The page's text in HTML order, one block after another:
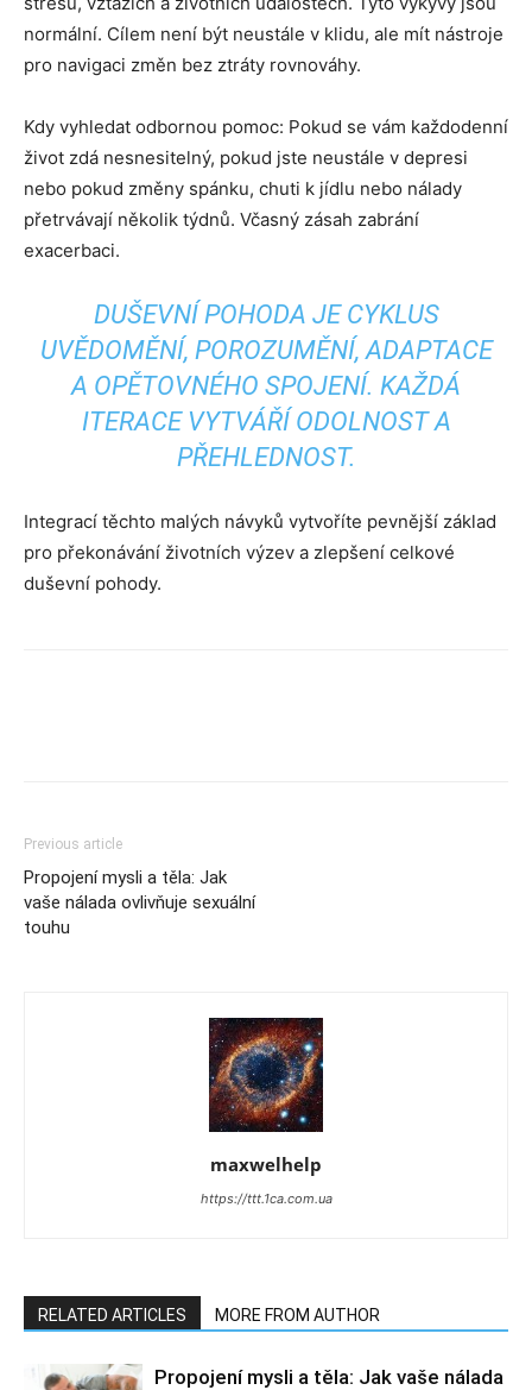
normální. Cílem není být neustále v klidu, ale mít nástroje
pro navigaci změn bez ztráty rovnováhy.
Kdy vyhledat odbornou pomoc: Pokud se vám každodenní
život zdá nesnesitelný, pokud jste neustále v depresi
nebo pokud změny spánku, chuti k jídlu nebo nálady
přetrvávají několik týdnů. Včasný zásah zabrání
exacerbaci.
DUŠEVNÍ POHODA JE CYKLUS
UVĚDOMĚNÍ, POROZUMĚNÍ, ADAPTACE
A OPĚTOVNÉHO SPOJENÍ. KAŽDÁ
ITERACE VYTVÁŘÍ ODOLNOST A
PŘEHLEDNOST.
Integrací těchto malých návyků vytvoříte pevnější základ
pro překonávání životních výzev a zlepšení celkové
duševní pohody.
Previous article
Propojení mysli a těla: Jak
vaše nálada ovlivňuje sexuální
touhu
maxwelhelp
https://ttt.1ca.com.ua
RELATED ARTICLES MORE FROM AUTHOR
Propojení mysli a těla: Jak vaše nálada